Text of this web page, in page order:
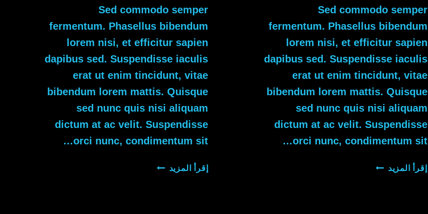
Sed commodo semper
fermentum. Phasellus bibendum
lorem nisi, et efficitur sapien
dapibus sed. Suspendisse iaculis
erat ut enim tincidunt, vitae
bibendum lorem mattis. Quisque
sed nunc quis nisi aliquam
dictum at ac velit. Suspendisse
orci nunc, condimentum sit…
إقرأ المزيد TOP
Sed commodo semper
fermentum. Phasellus bibendum
lorem nisi, et efficitur sapien
dapibus sed. Suspendisse iaculis
erat ut enim tincidunt, vitae
bibendum lorem mattis. Quisque
sed nunc quis nisi aliquam
dictum at ac velit. Suspendisse
orci nunc, condimentum sit…
إقرأ المزيد TOP